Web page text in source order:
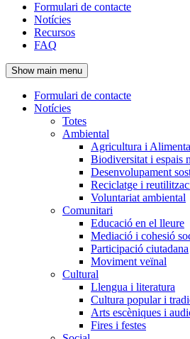
Navegació
principal
de
l'encapçalament
Formulari de contacte
Notícies
Recursos
FAQ
Show main menu
Navegació
principal
Formulari de contacte
Notícies
Totes
Ambiental
Agricultura i
Biodiversitat i espais
Desenvolupament
Reciclatge i
Voluntariat ambiental
Comunitari
Educació en el lleure
Mediació i cohesió
Participació ciutadana
Moviment veïnal
Cultural
Llengua i literatura
Cultura popular i
Arts escèniques i
Fires i festes